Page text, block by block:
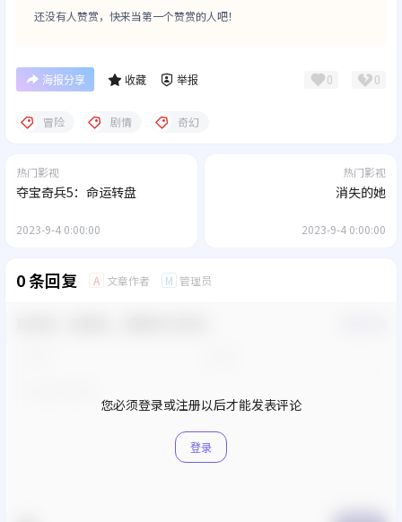
还没有人赞赏，快来当第一个赞赏的人吧！
海报分享 收藏 举报 0 0
冒险 剧情 奇幻
热门影视
夺宝奇兵5：命运转盘
2023-9-4 0:00:00
热门影视
消失的她
2023-9-4 0:00:00
0 条回复 A 文章作者 M 管理员
您必须登录或注册以后才能发表评论
登录